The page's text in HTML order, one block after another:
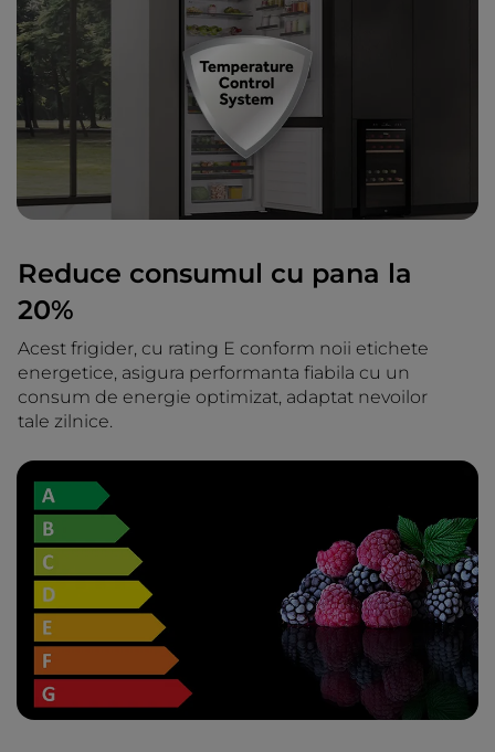
Reduce consumul cu pana la
20%
Acest frigider, cu rating E conform noii etichete
energetice, asigura performanta fiabila cu un
consum de energie optimizat, adaptat nevoilor
tale zilnice.